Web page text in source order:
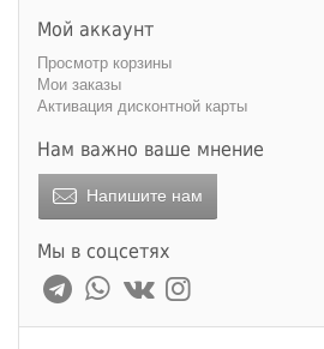
Мой аккаунт
Просмотр корзины
Мои заказы
Активация дисконтной карты
Нам важно ваше мнение
Напишите нам
Мы в соцсетях